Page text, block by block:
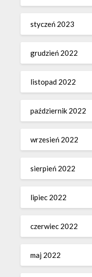
styczeń 2023
grudzień 2022
listopad 2022
październik 2022
wrzesień 2022
sierpień 2022
lipiec 2022
czerwiec 2022
maj 2022